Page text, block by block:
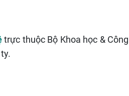
trực thuộc Bộ Khoa học & Công